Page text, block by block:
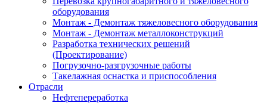
оборудования
Монтаж - Демонтаж тяжеловесного оборудования
Монтаж - Демонтаж металлоконструкций
Разработка технических решений
(Проектирование)
Погрузочно-разгрузочные работы
Такелажная оснастка и приспособления
Отрасли
Нефтепереработка